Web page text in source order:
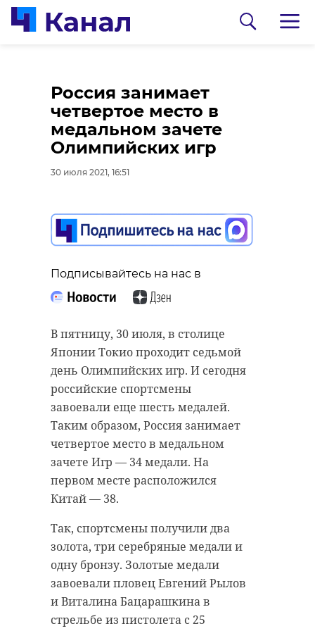
Россия занимает
четвертое место в
медальном зачете
Олимпийских игр
30 июля 2021, 16:51
Подписывайтесь на нас в
В пятницу, 30 июля, в столице
Японии Токио проходит седьмой
день Олимпийских игр. И сегодня
российские спортсмены
завоевали еще шесть медалей.
Таким образом, Россия занимает
четвертое место в медальном
зачете Игр — 34 медали. На
первом месте расположился
Китай — 38.
Так, спортсмены получили два
золота, три серебряные медали и
одну бронзу. Золотые медали
завоевали пловец Евгений Рылов
и Виталина Бацарашкина в
стрельбе из пистолета с 25
К концу летнего
сезона набережная
реки Луги полностью
преобразится
30 июля 2021, 16:27
Подписывайтесь на нас в
В Луге полным ходом идет
реконструкция набережной реки
между улицами Кингисеппа и
Болотной. Благоустройство
организовано в рамках
нацпроекта "Жилье и городская
среда". Пешеходные тропы на
объекте уже обретают
завершенный вид. Фотографиями
с места обустройства набережной
Лужского района Юрий Намлиев.
Какие законы
вступают в России в
силу в августе 2021
года
30 июля 2021, 16:18
Подписывайтесь на нас в
Со следующего месяца в России
появится налоговый вычет на
занятия спорта, немного
расширится программа
"Дальневосточный гектар". Также,
отменяется обязательный
техосмотр для ОСАГО и
запрещается трансляция рекламы
с динамиков на стенах и крыш
зданий.
Об упразднении техосмотра для
получения ОСАГО ранее сообщал
47channel.